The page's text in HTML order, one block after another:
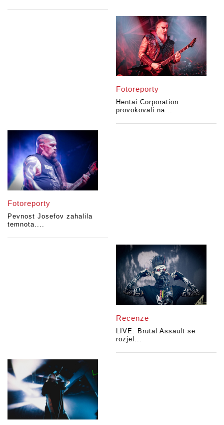
Fotoreporty
Hentai Corporation
provokovali na...
Fotoreporty
Pevnost Josefov zahalila
temnota....
Recenze
LIVE: Brutal Assault se
rozjel...